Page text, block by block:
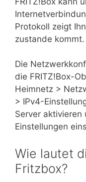
Protokoll zeigt
zustande kommt.
Die
die FRITZ!Box-
Heimnetz >
> IPv4-
Server aktivieren
Einstellungen
Wie lautet
Fritzbox?